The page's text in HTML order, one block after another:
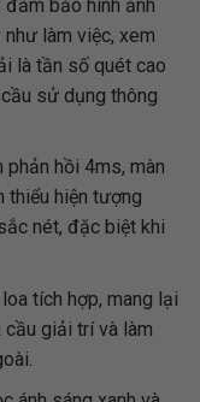
bảo hình ảnh
làm việc, xem
là tần số quét cao
sử dụng thông
phản hồi 4ms, màn
thiểu hiện tượng
nét, đặc biệt khi
tích hợp, mang lại
cầu giải trí và làm